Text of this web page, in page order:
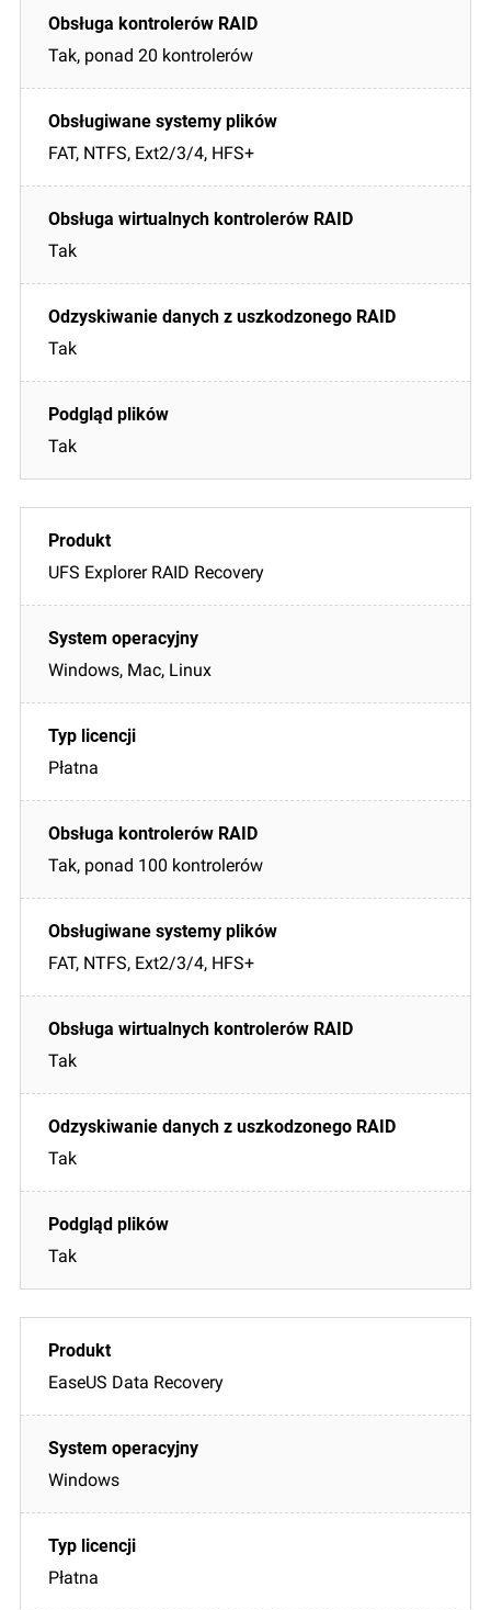
Tak, ponad 20 kontrolerów
FAT, NTFS, Ext2/3/4, HFS+
Tak
Tak
Tak
UFS Explorer RAID Recovery
Windows, Mac, Linux
Płatna
Tak, ponad 100 kontrolerów
FAT, NTFS, Ext2/3/4, HFS+
Tak
Tak
Tak
EaseUS Data Recovery
Windows
Płatna